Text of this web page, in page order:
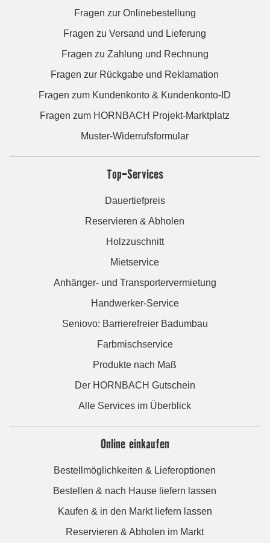
Fragen zur Onlinebestellung
Fragen zu Versand und Lieferung
Fragen zu Zahlung und Rechnung
Fragen zur Rückgabe und Reklamation
Fragen zum Kundenkonto & Kundenkonto-ID
Fragen zum HORNBACH Projekt-Marktplatz
Muster-Widerrufsformular
Top-Services
Dauertiefpreis
Reservieren & Abholen
Holzzuschnitt
Mietservice
Anhänger- und Transportervermietung
Handwerker-Service
Seniovo: Barrierefreier Badumbau
Farbmischservice
Produkte nach Maß
Der HORNBACH Gutschein
Alle Services im Überblick
Online einkaufen
Bestellmöglichkeiten & Lieferoptionen
Bestellen & nach Hause liefern lassen
Kaufen & in den Markt liefern lassen
Reservieren & Abholen im Markt